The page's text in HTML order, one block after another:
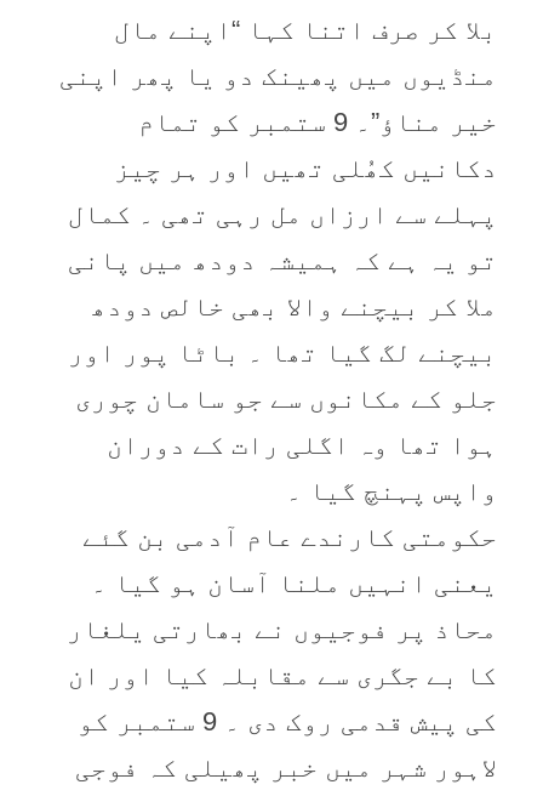
بلا کر صرف اتنا کہا “اپنے مال
منڈیوں میں پھینک دو یا پھر اپنی
خیر مناؤ”۔ 9 ستمبر کو تمام
دکانیں کھُلی تھیں اور ہر چیز
پہلے سے ارزاں مل رہی تھی ۔ کمال
تو یہ ہے کہ ہمیشہ دودھ میں پانی
ملا کر بیچنے والا بھی خالص دودھ
بیچنے لگ گیا تھا ۔ باٹا پور اور
جلو کے مکانوں سے جو سامان چوری
ہوا تھا وہ اگلی رات کے دوران
واپس پہنچ گیا ۔
حکومتی کارندے عام آدمی بن گئے
یعنی انہیں ملنا آسان ہو گیا ۔
محاذ پر فوجیوں نے بھارتی یلغار
کا بے جگری سے مقابلہ کیا اور ان
کی پیش قدمی روک دی ۔ 9 ستمبر کو
لاہور شہر میں خبر پھیلی کہ فوجی